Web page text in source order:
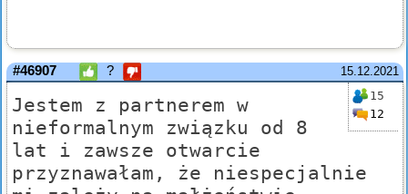
15.12.2021
#46907 ?
15
12
Jestem z partnerem w
nieformalnym związku od 8
lat i zawsze otwarcie
przyznawałam, że niespecjalnie